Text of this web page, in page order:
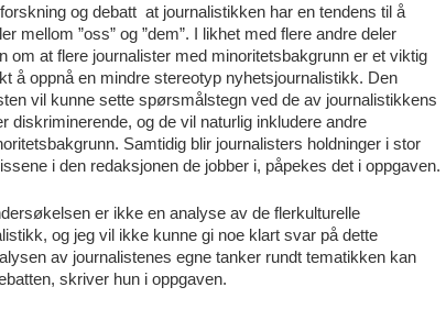
og debatt at journalistikken har en tendens til å
mellom ”oss” og ”dem”. I likhet med flere andre deler
om at flere journalister med minoritetsbakgrunn er et viktig
å oppnå en mindre stereotyp nyhetsjournalistikk. Den
vil kunne sette spørsmålstegn ved de av journalistikkens
diskriminerende, og de vil naturlig inkludere andre
Samtidig blir journalisters holdninger i stor
i den redaksjonen de jobber i, påpekes det i oppgaven.
er ikke en analyse av de flerkulturelle
og jeg vil ikke kunne gi noe klart svar på dette
av journalistenes egne tanker rundt tematikken kan
skriver hun i oppgaven.